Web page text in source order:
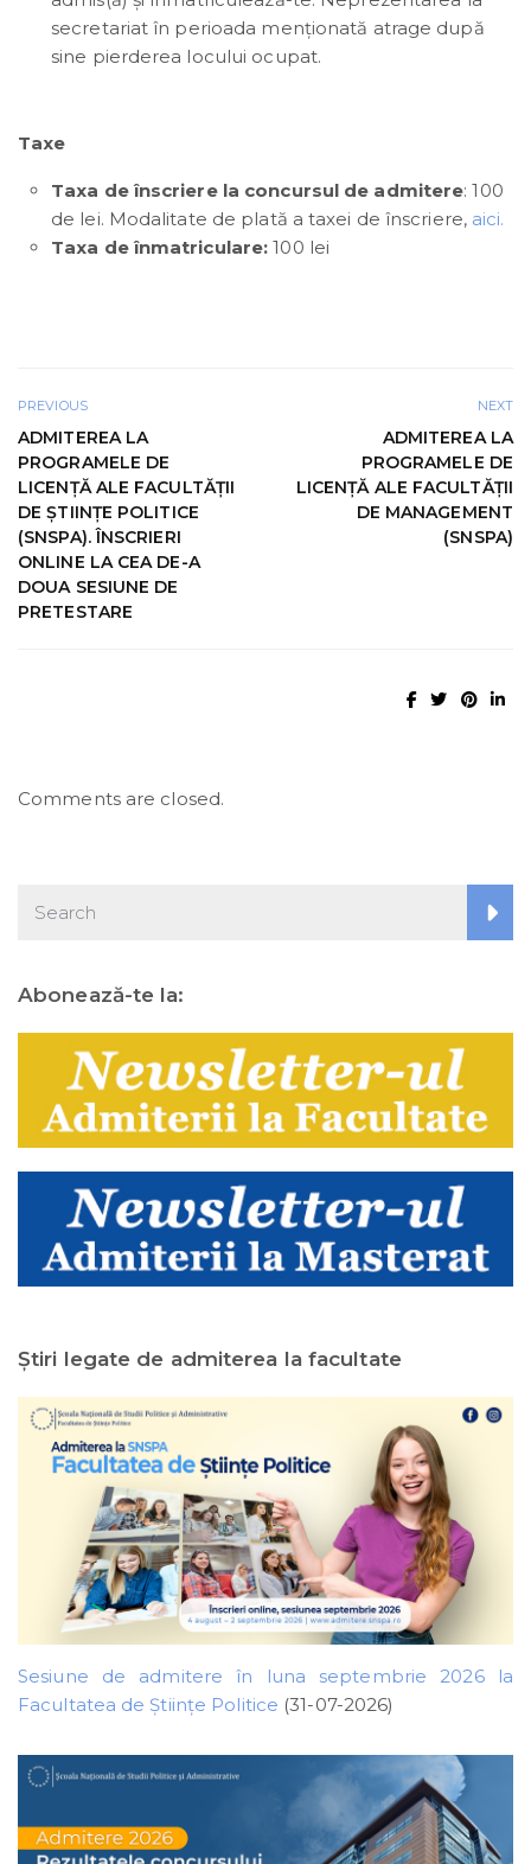
secretariat în perioada menționată atrage după
sine pierderea locului ocupat.
Taxe
Taxa de înscriere la concursul de admitere: 100
de lei. Modalitate de plată a taxei de înscriere, aici.
Taxa de înmatriculare:100 lei
PREVIOUS
ADMITEREA LA
PROGRAMELE DE
LICENȚĂ ALE FACULTĂȚII
DE ȘTIINȚE POLITICE
(SNSPA). ÎNSCRIERI
ONLINE LA CEA DE-A
DOUA SESIUNE DE
PRETESTARE
NEXT
ADMITEREA LA
PROGRAMELE DE
LICENȚĂ ALE FACULTĂȚII
DE MANAGEMENT
(SNSPA)
Comments are closed.
Abonează-te la:
Ştiri legate de admiterea la facultate
Sesiune de admitere în luna septembrie 2026 la
Facultatea de Științe Politice (31-07-2026)